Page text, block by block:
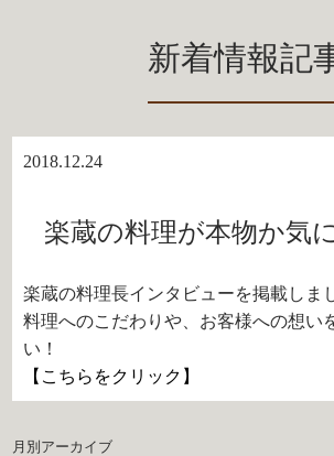
新着情報記
2018.12.24
楽蔵の料理が本物か気
楽蔵の料理長インタビューを掲載しま
料理へのこだわりや、お客様への想い
い！
【こちらをクリック】
月別アーカイブ